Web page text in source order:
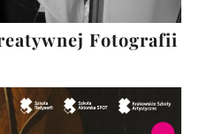
Fotografii